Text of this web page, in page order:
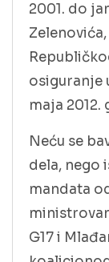
2001. do
osiguranje
maja 2012.
Neću se
dela, nego
mandata
G17 i